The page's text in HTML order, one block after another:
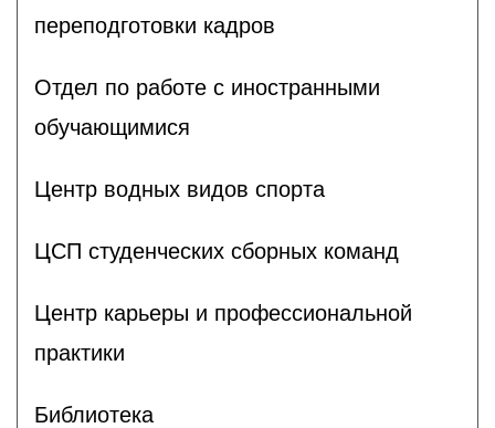
переподготовки кадров
Отдел по работе с иностранными
обучающимися
Центр водных видов спорта
ЦСП студенческих сборных команд
Центр карьеры и профессиональной
практики
Библиотека